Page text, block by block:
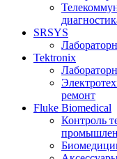
SRSYS
Tektronix
ремонт
Fluke Biomedical
Контроль